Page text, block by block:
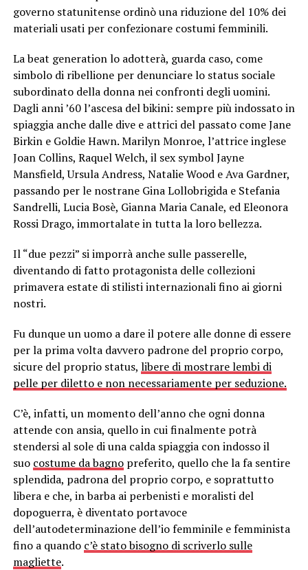
governo statunitense ordinò una riduzione del 10% dei
materiali usati per confezionare costumi femminili.
La beat generation lo adotterà, guarda caso, come
simbolo di ribellione per denunciare lo status sociale
subordinato della donna nei confronti degli uomini.
Dagli anni ’60 l’ascesa del bikini: sempre più indossato in
spiaggia anche dalle dive e attrici del passato come Jane
Birkin e Goldie Hawn. Marilyn Monroe, l’attrice inglese
Joan Collins, Raquel Welch, il sex symbol Jayne
Mansfield, Ursula Andress, Natalie Wood e Ava Gardner,
passando per le nostrane Gina Lollobrigida e Stefania
Sandrelli, Lucia Bosè, Gianna Maria Canale, ed Eleonora
Rossi Drago, immortalate in tutta la loro bellezza.
Il “due pezzi” si imporrà anche sulle passerelle,
diventando di fatto protagonista delle collezioni
primavera estate di stilisti internazionali fino ai giorni
nostri.
Fu dunque un uomo a dare il potere alle donne di essere
per la prima volta davvero padrone del proprio corpo,
sicure del proprio status, libere di mostrare lembi di
pelle per diletto e non necessariamente per seduzione.
C’è, infatti, un momento dell’anno che ogni donna
attende con ansia, quello in cui finalmente potrà
stendersi al sole di una calda spiaggia con indosso il
suo costume da bagnopreferito, quello che la fa sentire
splendida, padrona del proprio corpo, e soprattutto
libera e che, in barba ai perbenisti e moralisti del
dopoguerra, è diventato portavoce
dell’autodeterminazione dell’io femminile e femminista
fino a quando c’è stato bisogno di scriverlo sulle
magliette.